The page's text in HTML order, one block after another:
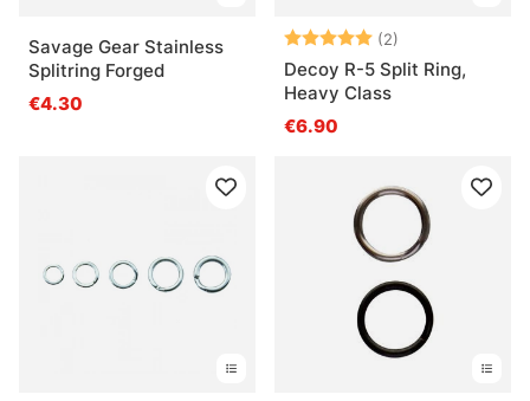
Savage Gear Stainless
Splitring Forged
€4.30
Bewertung:(2)
Decoy R-5 Split Ring,
Heavy Class
€6.90